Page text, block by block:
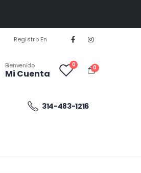
Registro En
Bienvenido
Mi Cuenta
0 0
314-483-1216